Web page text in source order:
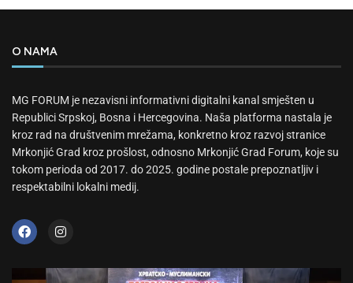
O NAMA
MG FORUM je nezavisni informativni digitalni kanal smješten u
Republici Srpskoj, Bosna i Hercegovina. Naša platforma nastala je
kroz rad na društvenim mrežama, konkretno kroz razvoj stranice
Mrkonjić Grad kroz prošlost, odnosno Mrkonjić Grad Forum, koje su
tokom perioda od 2017. do 2025. godine postale prepoznatljiv i
respektabilni lokalni medij.